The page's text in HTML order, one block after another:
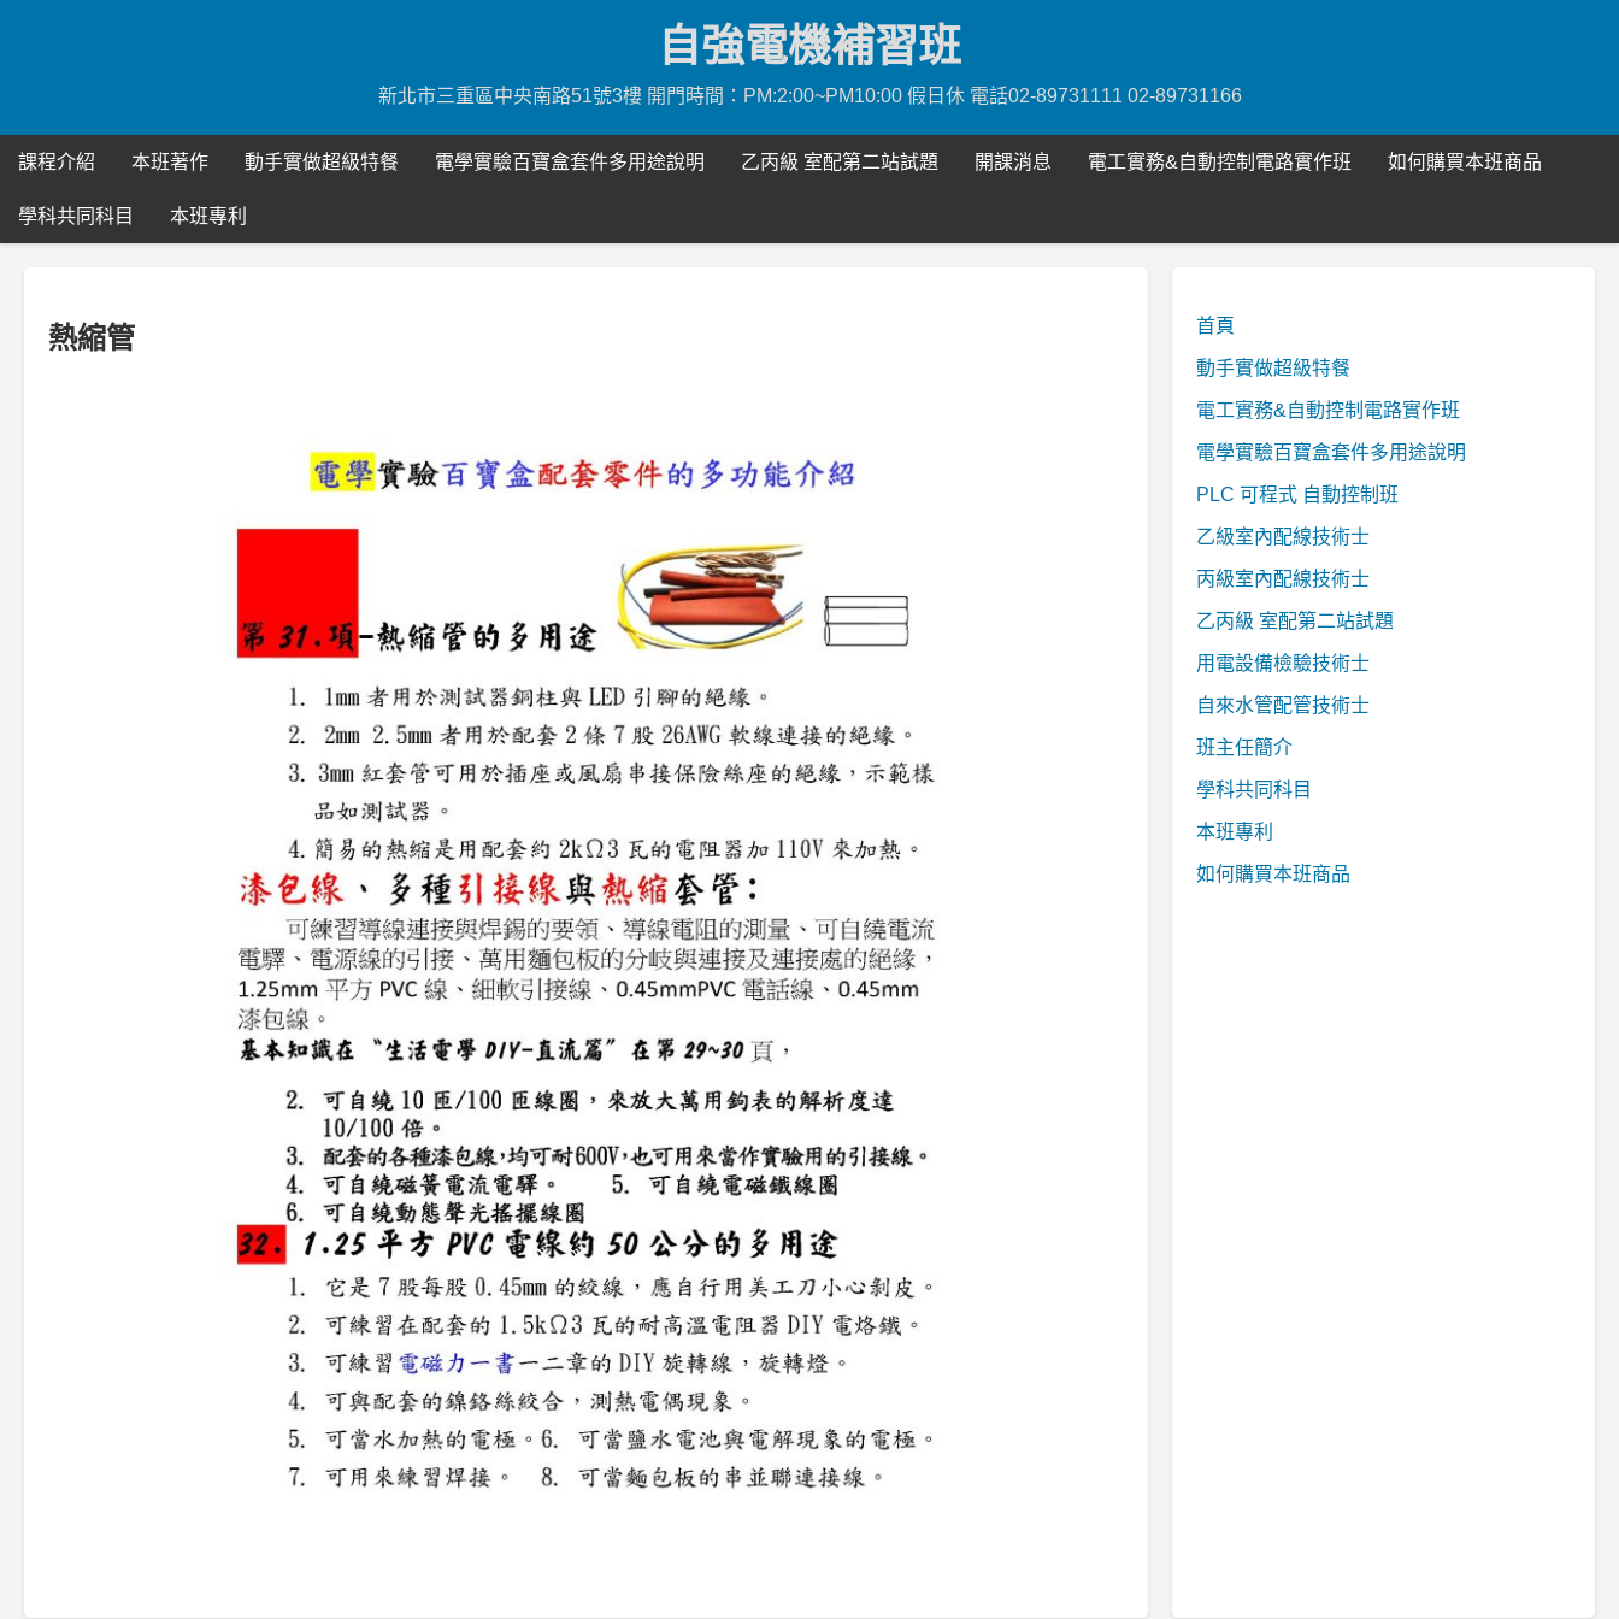
自強電機補習班
新北市三重區中央南路51號3樓 開門時間：PM:2:00~PM10:00 假日休 電話02-89731111 02-89731166
課程介紹 本班著作 動手實做超級特餐 電學實驗百寶盒套件多用途說明 乙丙級 室配第二站試題 開課消息 電工實務&自動控制電路實作班 如何購買本班商品
學科共同科目 本班專利
熱縮管 首頁
動手實做超級特餐
電工實務&自動控制電路實作班
電學實驗百寶盒套件多用途說明
PLC 可程式 自動控制班
乙級室內配線技術士
丙級室內配線技術士
乙丙級 室配第二站試題
用電設備檢驗技術士
自來水管配管技術士
班主任簡介
學科共同科目
本班專利
如何購買本班商品